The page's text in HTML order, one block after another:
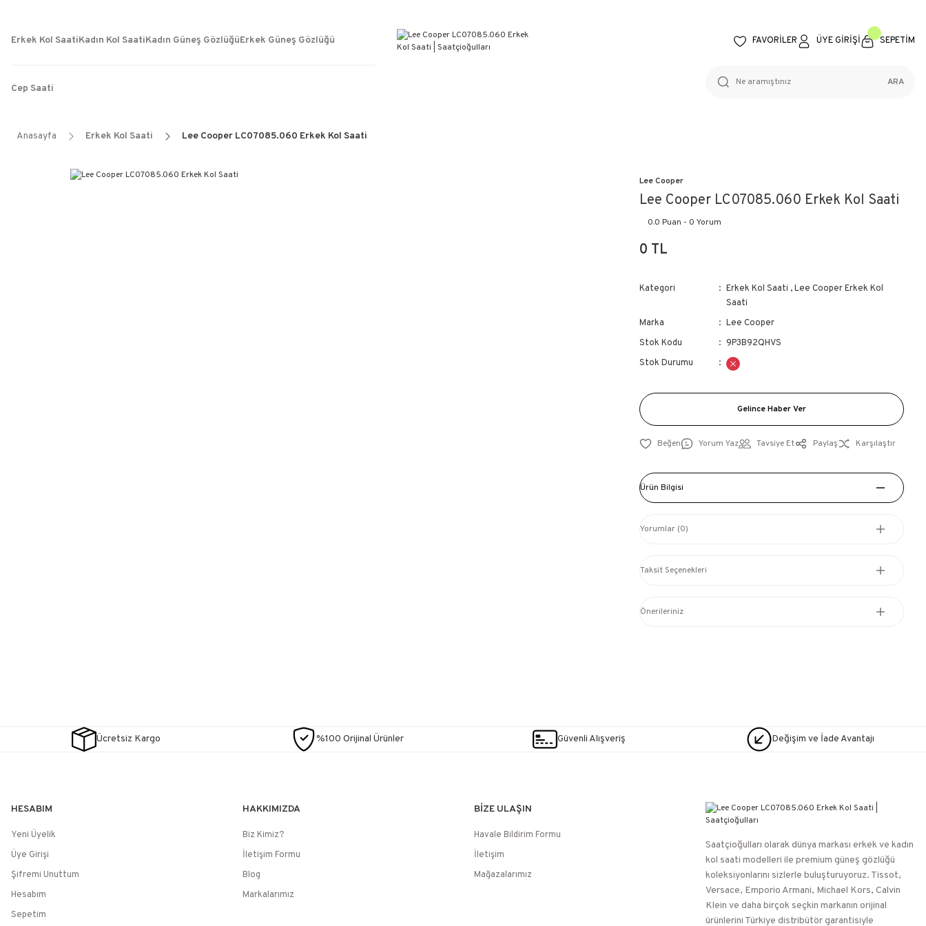
WEB SİTESİNE ÖZEL FİYATLAR
KAÇIRILMAYACAK FIRSATLAR
Erkek Kol SaatiKadın Kol SaatiKadın Güneş GözlüğüErkek Güneş Gözlüğü
Cep Saati
FAVORİLER ÜYE GİRİŞİ SEPETİM
ARA
Anasayfa Erkek Kol Saati Lee Cooper LC07085.060 Erkek Kol Saati
Lee Cooper
Lee Cooper LC07085.060 Erkek Kol Saati
0.0 Puan - 0 Yorum
0 TL
Kategori Erkek Kol Saati ,Lee Cooper Erkek Kol
Saati
Marka
Lee Cooper
Stok Kodu
9P3B92QHVS
Stok Durumu
Gelince Haber Ver
Yorum Yaz Tavsiye Et Paylaş Karşılaştır
Ürün Bilgisi
Yorumlar (0)
Taksit Seçenekleri
Önerileriniz
Ücretsiz Kargo %100 Orijinal Ürünler Güvenli Alışveriş Değişim ve İade Avantajı
HESABIM
Yeni Üyelik
Üye Girişi
Şifremi Unuttum
Hesabım
Sepetim
HAKKIMIZDA
Biz Kimiz?
İletişim Formu
Blog
Markalarımız
BİZE ULAŞIN
Havale Bildirim Formu
İletişim
Mağazalarımız
Saatçioğulları⁠ olarak dünya markası erkek ve kadın
kol saati modelleri ile premium güneş gözlüğü
koleksiyonlarını sizlerle buluşturuyoruz. Tissot,
Versace, Emporio Armani, Michael Kors, Calvin
Klein ve daha birçok seçkin markanın orijinal
ürünlerini Türkiye distribütör garantisiyle